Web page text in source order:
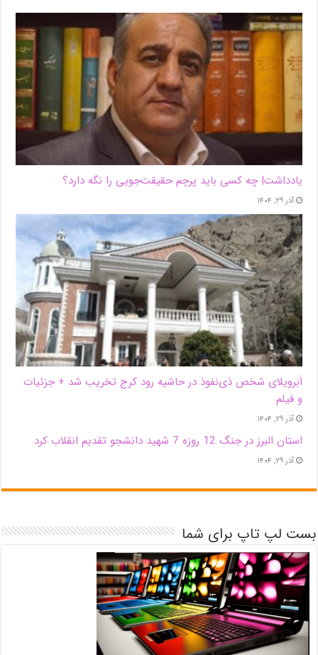
یادداشت| ‌چه کسی باید پرچم حقیقت‌جویی را نگه دارد؟
آذر ۲۹, ۱۴۰۴
اَبَر‌ویلای شخص ذی‌نفوذ در حاشیه‌ رود کرج تخریب شد + جزئیات
و فیلم
آذر ۲۹, ۱۴۰۴
استان البرز در جنگ 12 روزه 7 شهید دانشجو تقدیم انقلاب کرد
آذر ۲۹, ۱۴۰۴
بست لپ تاپ برای شما